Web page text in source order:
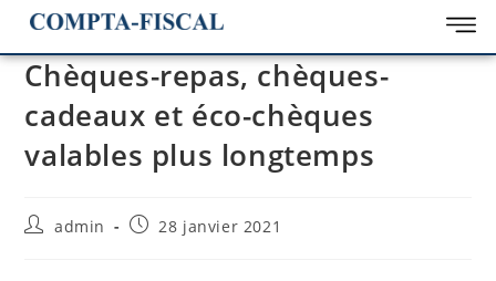
Chèques-repas, chèques-
cadeaux et éco-chèques
valables plus longtemps
admin 28 janvier 2021